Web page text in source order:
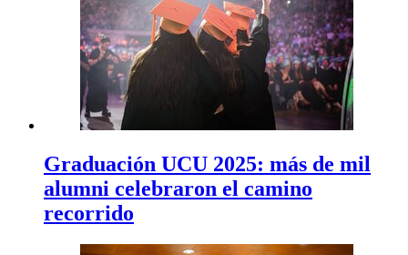
Graduación UCU 2025: más de mil
alumni celebraron el camino
recorrido